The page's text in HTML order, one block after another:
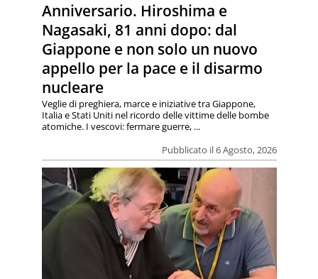
Anniversario. Hiroshima e
Nagasaki, 81 anni dopo: dal
Giappone e non solo un nuovo
appello per la pace e il disarmo
nucleare
Pubblicato il 6 Agosto, 2026
Veglie di preghiera, marce e iniziative tra Giappone,
Italia e Stati Uniti nel ricordo delle vittime delle bombe
atomiche. I vescovi: fermare guerre, ...